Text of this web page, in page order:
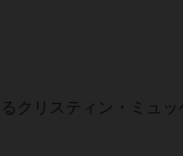
クリスティン・ミュッ